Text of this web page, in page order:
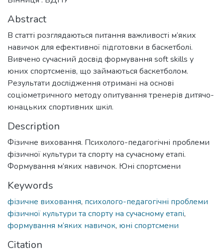
Abstract
В статті розглядаються питання важливості м’яких
навичок для ефективної підготовки в баскетболі.
Вивчено сучасний досвід формування soft skills у
юних спортсменів, що займаються баскетболом.
Результати дослідження отримані на основі
соціометричного методу опитування тренерів дитячо-
юнацьких спортивних шкіл.
Description
Фізичне виховання. Психолого-педагогічні проблеми
фізичної культури та спорту на сучасному етапі.
Формування м’яких навичок. Юні спортсмени
Keywords
фізичне виховання, психолого-педагогічні проблеми
фізичної культури та спорту на сучасному етапі,
формування м’яких навичок, юні спортсмени
Citation